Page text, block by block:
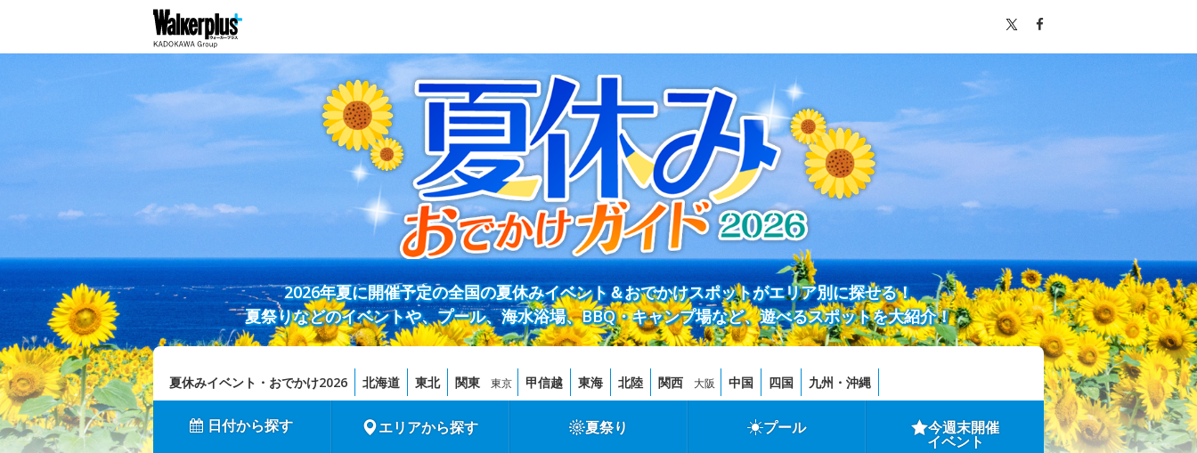
2026年夏に開催予定の全国の夏休みイベント＆おでかけスポットがエリア別に探せる！
夏祭りなどのイベントや、プール、海水浴場、BBQ・キャンプ場など、遊べるスポットを大紹介！
夏休みイベント・おでかけ2026 北海道 東北 関東 東京 甲信越 東海 北陸 関西 大阪 中国 四国 九州・沖縄
日付から探す エリアから探す 夏祭り プール 今週末開催
イベント